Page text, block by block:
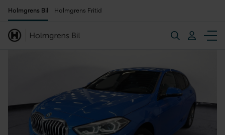
Holmgrens Bil Holmgrens Fritid